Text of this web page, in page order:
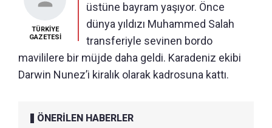
TÜRKİYE
GAZETESİ
üstüne bayram yaşıyor. Önce
dünya yıldızı Muhammed Salah
transferiyle sevinen bordo
mavililere bir müjde daha geldi. Karadeniz ekibi
Darwin Nunez’i kiralık olarak kadrosuna kattı.
ÖNERİLEN HABERLER